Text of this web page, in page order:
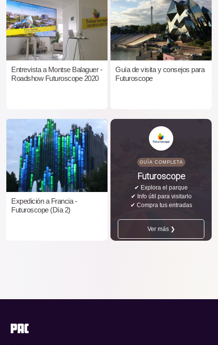
Entrevista a Montse Balaguer -
Roadshow Futuroscope 2020
Guía de visita y consejos para
Futuroscope
Expedición a Francia -
Futuroscope (Día 2)
GUÍA COMPLETA
Futuroscope
✔ Explora el parque
✔ Info útil para visitarlo
✔ Compra tus entradas
Ver más ❯